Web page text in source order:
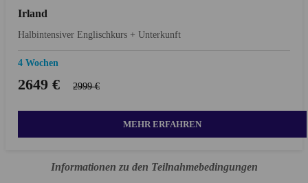
Irland
Halbintensiver Englischkurs + Unterkunft
4 Wochen
2649 € 2999 €
MEHR ERFAHREN
Informationen zu den Teilnahmebedingungen